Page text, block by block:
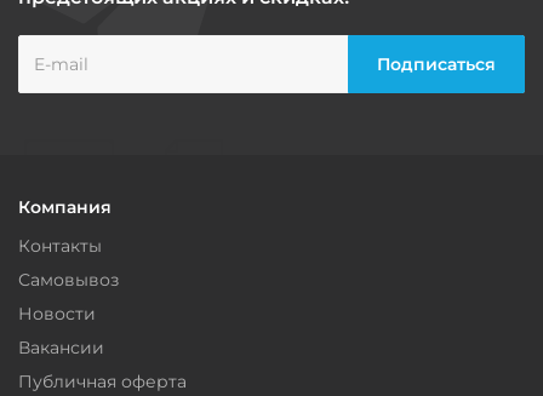
Компания
Контакты
Самовывоз
Новости
Вакансии
Публичная оферта